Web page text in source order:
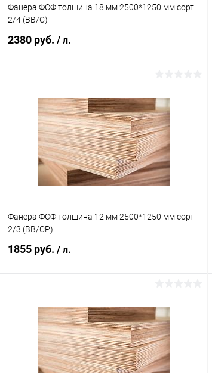
Фанера ФСФ толщина 18 мм 2500*1250 мм сорт
2/4 (ВВ/C)
2380 руб. / л.
Купить в 1 клик К сравнению
В избранное В наличии
Фанера ФСФ толщина 12 мм 2500*1250 мм сорт
2/3 (BB/CP)
1855 руб. / л.
Купить в 1 клик К сравнению
В избранное В наличии